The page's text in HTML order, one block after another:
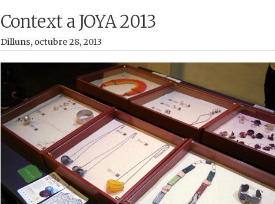
Context a JOYA 2013
Dilluns, octubre 28, 2013